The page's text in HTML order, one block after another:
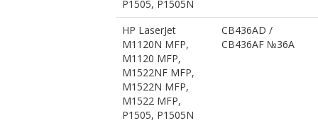
P1505, P1505N
HP LaserJet
M1120N MFP,
M1120 MFP,
M1522NF MFP,
M1522N MFP,
M1522 MFP,
P1505, P1505N
CB436AD /
CB436AF №36A